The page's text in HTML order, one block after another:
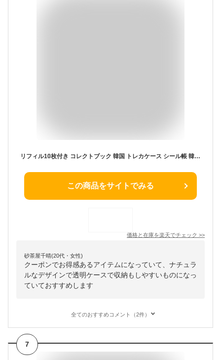
リフィル10枚付き コレクトブック 韓国 トレカケース シール帳 韓国 A5 6穴 バインダー トレカファイル トレカホルダー トレカバインダー シール帳 トレカスリーブ カードケース トレカアルバム リフィル オタ活 推し活 グッズ トレカ 収納 デコ
この商品をサイトでみる
価格と在庫を楽天でチェック >>
砂茶屋千晴(20代・女性)
クーポンでお得感あるアイテムになっていて、ナチュラ
ルなデザインで透明ケースで収納もしやすいものになっ
ていておすすめします
全てのおすすめコメント（2件）
7